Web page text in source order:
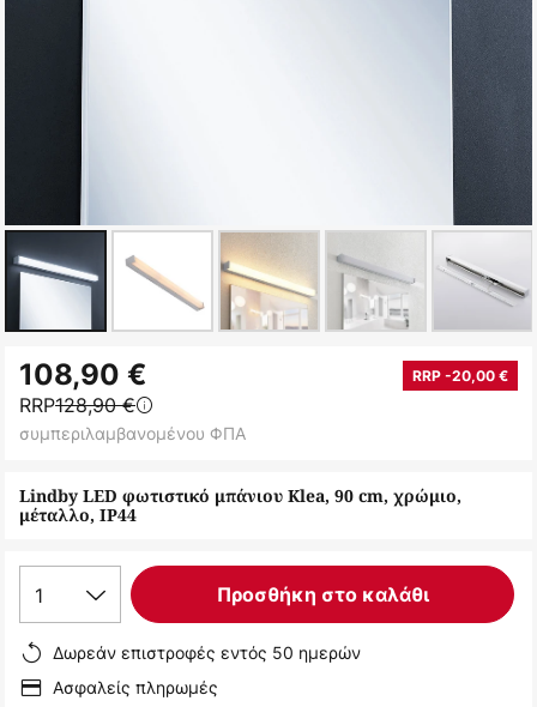
στην
αρχή
της
εικόνων
Lindby LED φωτιστικό μπάνιου Klea, 90 cm, χρώμιο,
μέταλλο, IP44
108,90 € RRP -20,00 €
RRP128,90 €
συμπεριλαμβανομένου ΦΠΑ
1 Προσθήκη στο καλάθι
Δωρεάν επιστροφές εντός 50 ημερών
Ασφαλείς πληρωμές